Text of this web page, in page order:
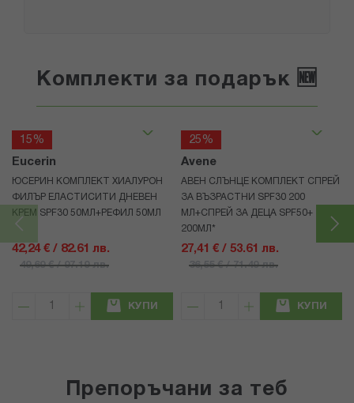
Комплекти за подарък 🆕
15%
Eucerin
ЮСЕРИН КОМПЛЕКТ ХИАЛУРОН
ФИЛЪР ЕЛАСТИСИТИ ДНЕВЕН
КРЕМ SPF30 50МЛ+РЕФИЛ 50МЛ
42,24 € / 82.61 лв.
49,69 € / 97.19 лв.
КУПИ
25%
Avene
АВЕН СЛЪНЦЕ КОМПЛЕКТ СПРЕЙ
ЗА ВЪЗРАСТНИ SPF30 200
МЛ+СПРЕЙ ЗА ДЕЦА SPF50+
200МЛ*
27,41 € / 53.61 лв.
36,55 € / 71.49 лв.
КУПИ
Препоръчани за теб